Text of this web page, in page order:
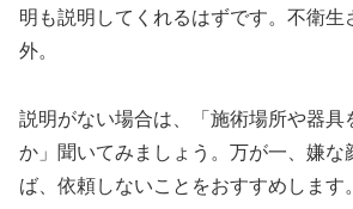
明も説明してくれるはずです。不衛生
外。
説明がない場合は、「施術場所や器具
か」聞いてみましょう。万が一、嫌な
ば、依頼しないことをおすすめします。